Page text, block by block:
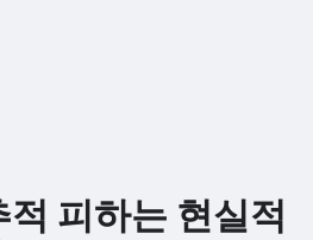
피하는 현실적